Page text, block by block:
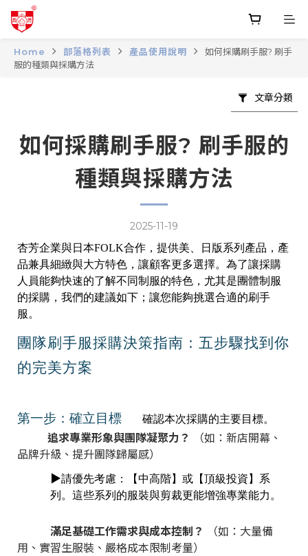
Home 部落格列表 產品使用說明
如何採購刷手服? 刷手
服的種類與採購方法
文章分類
如何採購刷手服? 刷手服的
種類與採購方法
2025-11-19
杏芳企業與日本FOLK合作，提供美、日版系列產品，產
品兼具細緻與大方特色，讓顧客更多選擇。為了讓採購
人員能夠快速的了解不同制服的特色，尤其是團體制服
的採購，我們的建議如下；讓您能夠挑選合適的刷手
服。
團隊刷手服採購決策指南：五步驟找到你
的完美方案
第一步：確立目標 確認本次採購的主要目標。
追求專業形象與團隊凝聚力？
（如：新店開幕、
品牌升級、提升團隊歸屬感）
▶️請優先考慮：【中高階】或【頂級投資】系
列。這些系列的服裝與剪裁更能增強專業能力。
滿足基礎工作需求與成本控制？
（如：大量備
用、實習生服裝、嚴格成本限制考量）